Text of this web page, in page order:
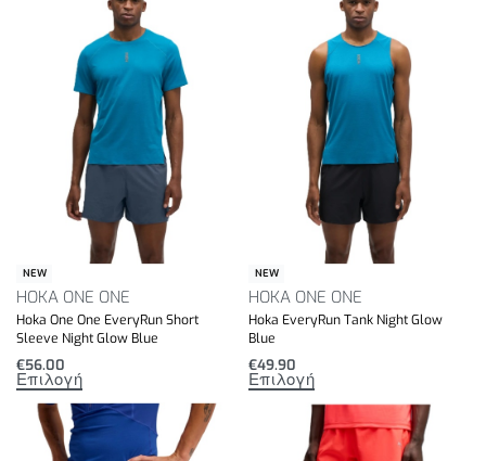
NEW
HOKA ONE ONE
Hoka One One EveryRun Short
Sleeve Night Glow Blue
€56.00
Επιλογή
NEW
HOKA ONE ONE
Hoka EveryRun Tank Night Glow
Blue
€49.90
Επιλογή